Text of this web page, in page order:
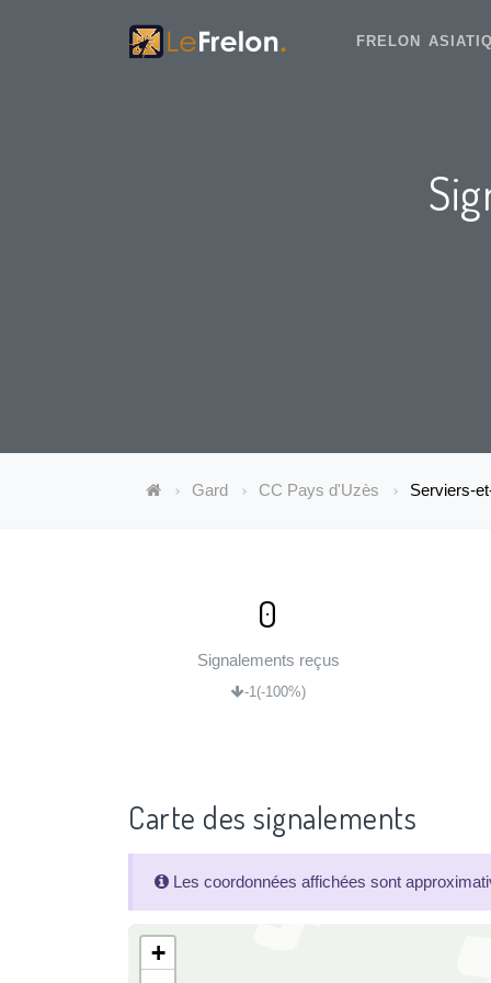
FRELON
Gard CC Pays d'Uzès Serviers-
0
Signalements reçus
-1(-100%)
Carte des signalements
Les coordonnées affichées sont
+